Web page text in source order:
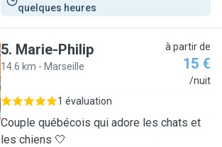
quelques heures
5. Marie-Philip
14.6 km - Marseille
à partir de
15 €
/nuit
1 évaluation
Couple québécois qui adore les chats et
les chiens 🤍